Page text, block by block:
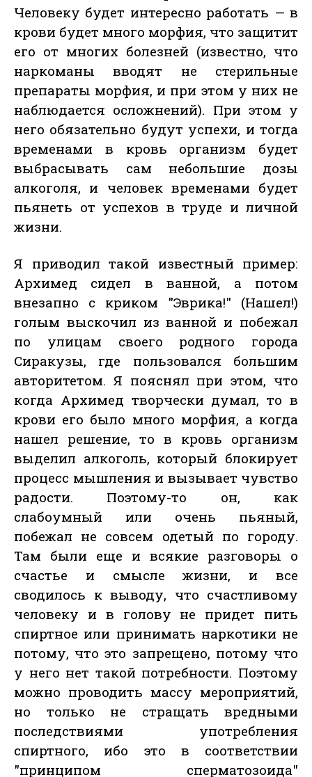
Человеку будет интересно работать — в
крови будет много морфия, что защитит
его от многих болезней (известно, что
наркоманы вводят не стерильные
препараты морфия, и при этом у них не
наблюдается осложнений). При этом у
него обязательно будут успехи, и тогда
временами в кровь организм будет
выбрасывать сам небольшие дозы
алкоголя, и человек временами будет
пьянеть от успехов в труде и личной
жизни.
Я приводил такой известный пример:
Архимед сидел в ванной, а потом
внезапно с криком "Эврика!" (Нашел!)
голым выскочил из ванной и побежал
по улицам своего родного города
Сиракузы, где пользовался большим
авторитетом. Я пояснял при этом, что
когда Архимед творчески думал, то в
крови его было много морфия, а когда
нашел решение, то в кровь организм
выделил алкоголь, который блокирует
процесс мышления и вызывает чувство
радости. Поэтому-то он, как
слабоумный или очень пьяный,
побежал не совсем одетый по городу.
Там были еще и всякие разговоры о
счастье и смысле жизни, и все
сводилось к выводу, что счастливому
человеку и в голову не придет пить
спиртное или принимать наркотики не
потому, что это запрещено, потому что
у него нет такой потребности. Поэтому
можно проводить массу мероприятий,
но только не стращать вредными
последствиями употребления
спиртного, ибо это в соответствии
"принципом сперматозоида"